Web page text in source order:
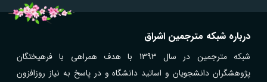
درباره شبکه مترجمین اشراق
شبکه مترجمین در سال 1393 با هدف همراهی با فرهیختگان
پژوهشگران دانشجویان و اساتید دانشگاه و در پاسخ به نیاز روزافزون